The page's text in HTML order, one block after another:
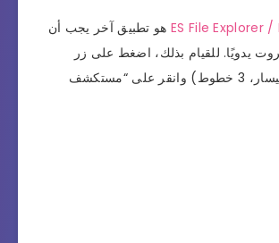
ES File Explorer هو تطبيق آخر يجب أن
يدويًا. للقيام بذلك، اضغط على زر
القائمة (أعلى اليسار، 3 خطوط) وانقر على “مستكشف